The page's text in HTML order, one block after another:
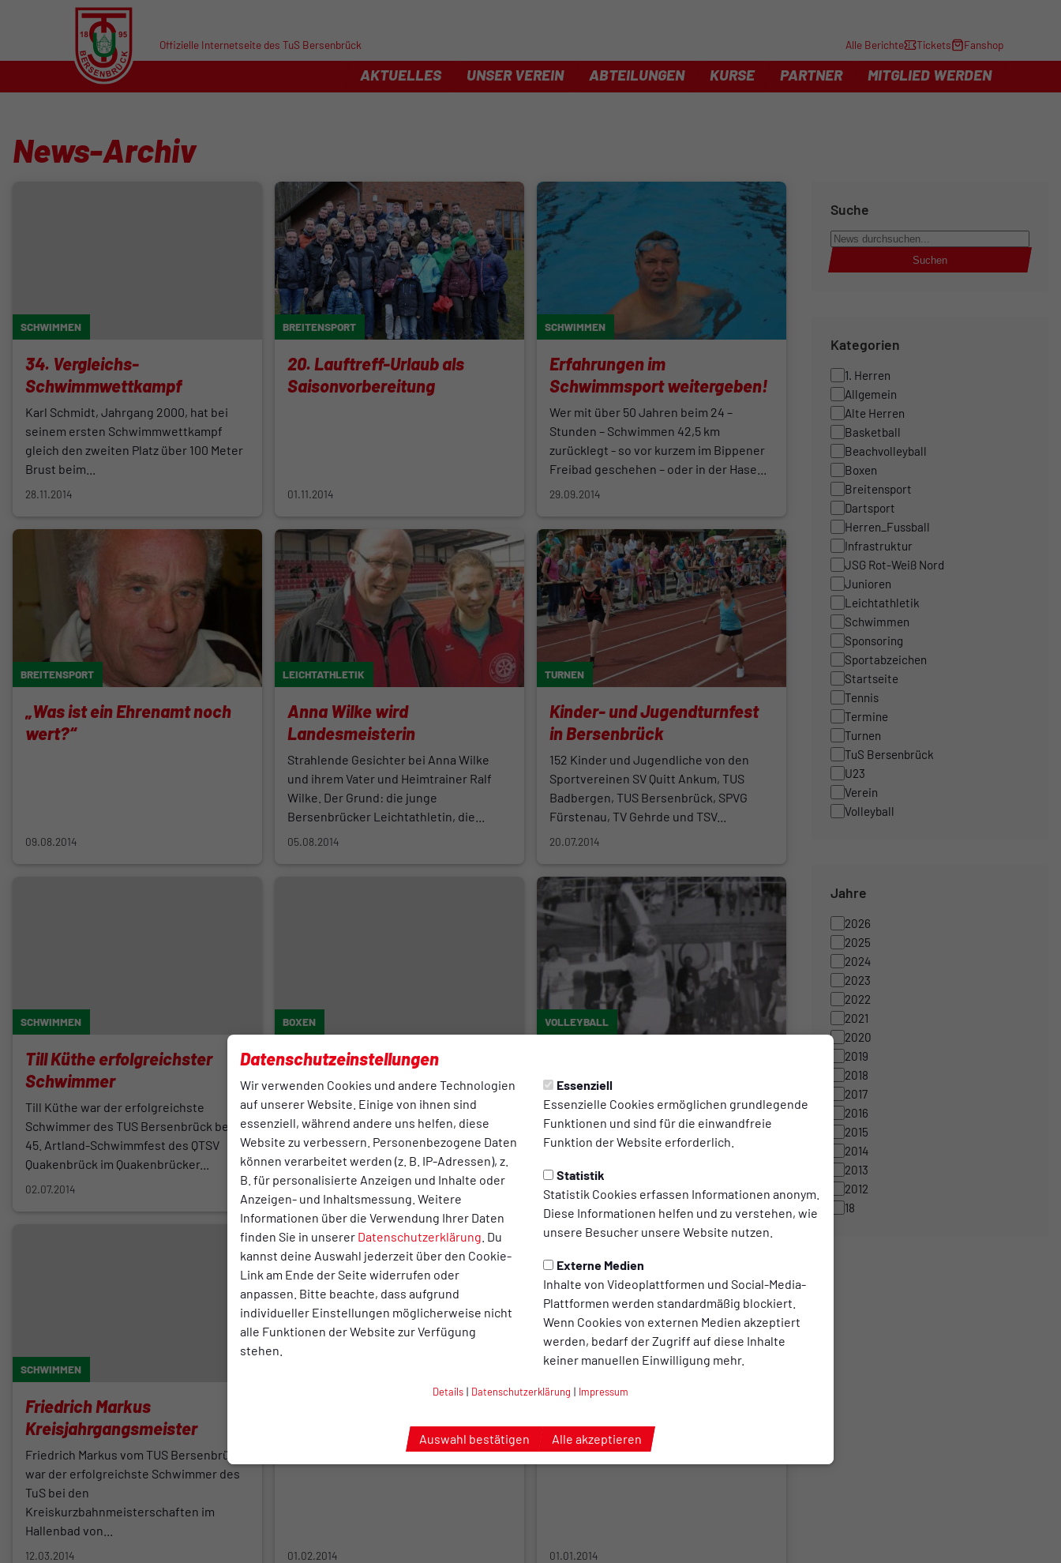
Datenschutzeinstellungen
Wir verwenden Cookies und andere Technologien
auf unserer Website. Einige von ihnen sind
essenziell, während andere uns helfen, diese
Website zu verbessern. Personenbezogene Daten
können verarbeitet werden (z. B. IP-Adressen), z.
B. für personalisierte Anzeigen und Inhalte oder
Anzeigen- und Inhaltsmessung. Weitere
Informationen über die Verwendung Ihrer Daten
finden Sie in unserer Datenschutzerklärung . Du
kannst deine Auswahl jederzeit über den Cookie-
Link am Ende der Seite widerrufen oder
anpassen. Bitte beachte, dass aufgrund
individueller Einstellungen möglicherweise nicht
alle Funktionen der Website zur Verfügung
stehen.
Essenziell
Essenzielle Cookies ermöglichen grundlegende
Funktionen und sind für die einwandfreie
Funktion der Website erforderlich.
Statistik
Statistik Cookies erfassen Informationen anonym.
Diese Informationen helfen und zu verstehen, wie
unsere Besucher unsere Website nutzen.
Externe Medien
Inhalte von Videoplattformen und Social-Media-
Plattformen werden standardmäßig blockiert.
Wenn Cookies von externen Medien akzeptiert
werden, bedarf der Zugriff auf diese Inhalte
keiner manuellen Einwilligung mehr.
Details | Datenschutzerklärung | Impressum
Auswahl bestätigen Alle akzeptieren
Offizielle Internetseite des TuS Bersenbrück Alle Berichte Tickets Fanshop
AKTUELLES UNSER VEREIN ABTEILUNGEN KURSE PARTNER MITGLIED WERDEN
News-Archiv
SCHWIMMEN
34. Vergleichs-
Schwimmwettkampf
Karl Schmidt, Jahrgang 2000, hat bei
seinem ersten Schwimmwettkampf
gleich den zweiten Platz über 100 Meter
Brust beim...
28.11.2014
BREITENSPORT
20. Lauftreff-Urlaub als
Saisonvorbereitung
01.11.2014
SCHWIMMEN
Erfahrungen im
Schwimmsport weitergeben!
Wer mit über 50 Jahren beim 24 –
Stunden – Schwimmen 42,5 km
zurücklegt - so vor kurzem im Bippener
Freibad geschehen – oder in der Hase...
29.09.2014
BREITENSPORT
„Was ist ein Ehrenamt noch
wert?“
09.08.2014
LEICHTATHLETIK
Anna Wilke wird
Landesmeisterin
Strahlende Gesichter bei Anna Wilke
und ihrem Vater und Heimtrainer Ralf
Wilke. Der Grund: die junge
Bersenbrücker Leichtathletin, die...
05.08.2014
TURNEN
Kinder- und Jugendturnfest
in Bersenbrück
152 Kinder und Jugendliche von den
Sportvereinen SV Quitt Ankum, TUS
Badbergen, TUS Bersenbrück, SPVG
Fürstenau, TV Gehrde und TSV...
20.07.2014
SCHWIMMEN
Till Küthe erfolgreichster
Schwimmer
Till Küthe war der erfolgreichste
Schwimmer des TUS Bersenbrück beim
45. Artland-Schwimmfest des QTSV
Quakenbrück im Quakenbrücker...
02.07.2014
BOXEN
Boxsport als Weg zur
Integration
Seit 2011 verfügt der TuS Bersenbrück
über eine eigene Boxabteilung. Artur
Fuchs, der seit seinem 12.Lebensjahr
dem Boxsport verbunden...
12.05.2014
VOLLEYBALL
feierten Jubiläum
06.05.2014
SCHWIMMEN
Friedrich Markus
Kreisjahrgangsmeister
Friedrich Markus vom TUS Bersenbrück
war der erfolgreichste Schwimmer des
TuS bei den
Kreiskurzbahnmeisterschaften im
Hallenbad von...
12.03.2014
Ein Erfolg Dank Familie Nehls
01.02.2014
BREITENSPORT
Ding“
01.01.2014
Suche
Suchen
Kategorien
1. Herren
Allgemein
Alte Herren
Basketball
Beachvolleyball
Boxen
Breitensport
Dartsport
Herren_Fussball
Infrastruktur
JSG Rot-Weiß Nord
Junioren
Leichtathletik
Schwimmen
Sponsoring
Sportabzeichen
Startseite
Tennis
Termine
Turnen
TuS Bersenbrück
U23
Verein
Volleyball
Jahre
2026
2025
2024
2023
2022
2021
2020
2019
2018
2017
2016
2015
2014
2013
2012
18